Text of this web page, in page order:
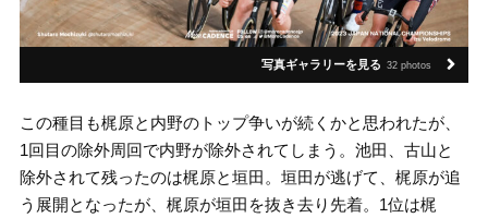
写真ギャラリーを見る 32 photos
この種目も梶原と内野のトップ争いが続くかと思われたが、
1回目の除外周回で内野が除外されてしまう。池田、古山と
除外されて残ったのは梶原と垣田。垣田が逃げて、梶原が追
う展開となったが、梶原が垣田を抜き去り先着。1位は梶